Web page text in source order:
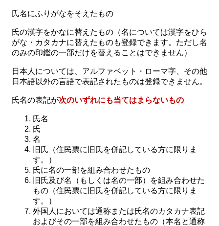
氏名にふりがなをそえたもの
氏の漢字をかなに替えたもの（名については漢字をひら
がな・カタカナに替えたものも登録できます。ただし名
のみの印鑑の一部だけを替えることはできません）
日本人については、アルファベット・ローマ字、その他
日本語以外の言語で表記されたものは登録できません。
氏名の表記が次のいずれにも当てはまらないもの
氏名
氏
名
旧氏（住民票に旧氏を併記している方に限りま
す。）
氏に名の一部を組み合わせたもの
旧氏及び名（もしくは名の一部）を組み合わせた
もの（住民票に旧氏を併記している方に限りま
す。）
外国人においては通称または氏名のカタカナ表記
およびその一部を組み合わせたもの（本名と通称